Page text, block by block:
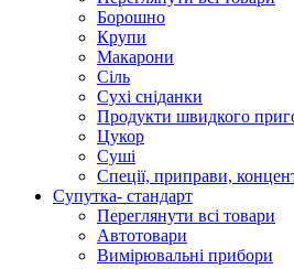
Борошно
Крупи
Макарони
Сіль
Сухі сніданки
Продукти швидкого
Цукор
Суші
Спеції, приправи,
Супутка- стандарт
Переглянути всі товари
Автотовари
Вимірювальні прибори